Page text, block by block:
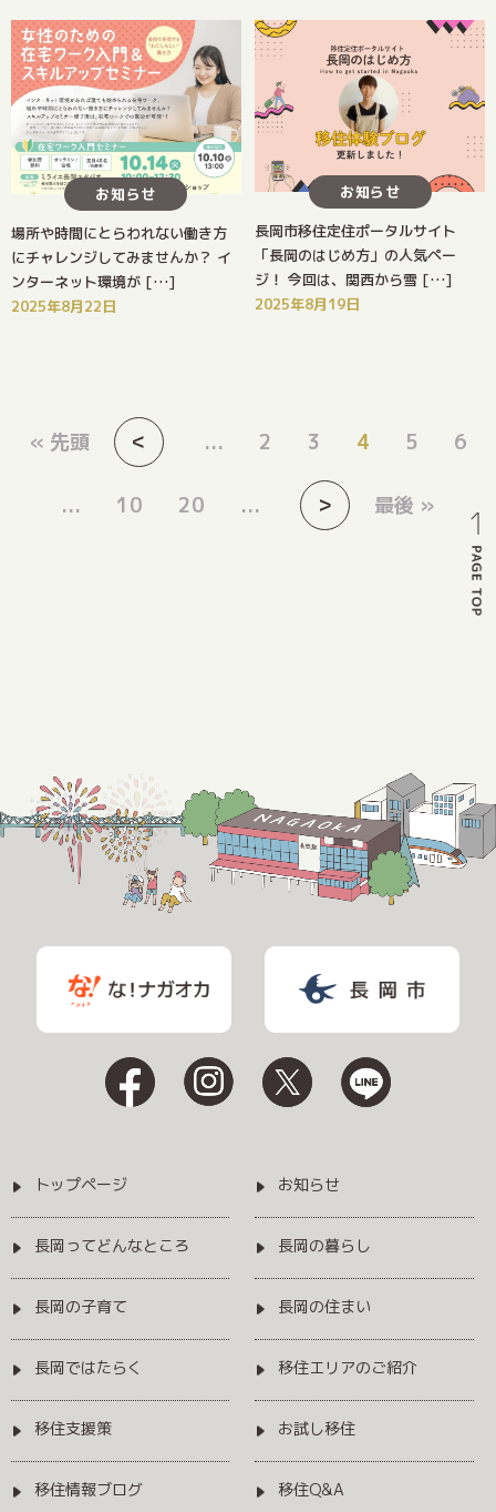
お知らせ
場所や時間にとらわれない働き方
にチャレンジしてみませんか？ イ
ンターネット環境が […]
2025年8月22日
お知らせ
長岡市移住定住ポータルサイト
「長岡のはじめ方」の人気ペー
ジ！ 今回は、関西から雪 […]
2025年8月19日
« 先頭 < ... 2 3 4 5 6
... 10 20 ... > 最後 »
トップページ
長岡ってどんなところ
長岡の子育て
長岡ではたらく
移住支援策
移住情報ブログ
お知らせ
長岡の暮らし
長岡の住まい
移住エリアのご紹介
お試し移住
移住Q&A